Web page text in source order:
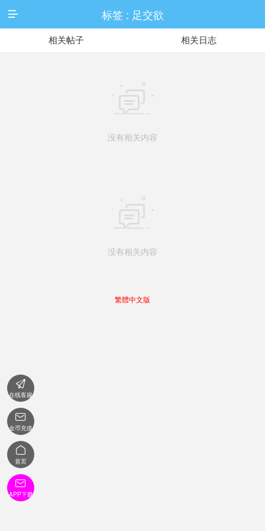
 标签 : 足交欲
相关帖子 相关日志
没有相关内容
没有相关内容
繁體中文版

在线客服

金币充值

首页

APP下载